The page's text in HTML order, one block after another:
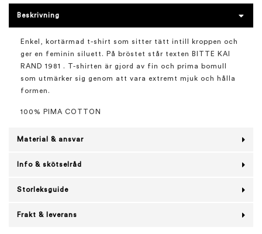
Beskrivning
Enkel, kortärmad t-shirt som sitter tätt intill kroppen och
ger en feminin siluett. På bröstet står texten BITTE KAI
RAND 1981 . T-shirten är gjord av fin och prima bomull
som utmärker sig genom att vara extremt mjuk och hålla
formen.
100% PIMA COTTON
Material & ansvar
Info & skötselråd
Storleksguide
Frakt & leverans